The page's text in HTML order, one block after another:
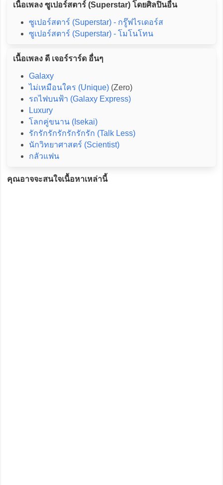
เนื้อเพลง ซูเปอร์สตาร์ (Superstar) โดยศิลปินอื่น
ซูเปอร์สตาร์ (Superstar) - กรู๊ฟไรเดอร์ส
ซูเปอร์สตาร์ (Superstar) - โมโนโทน
เนื้อเพลง ดี เจอร์ราร์ด อื่นๆ
Galaxy
ไม่เหมือนใคร (Unique)(Zero)
รถไฟบนฟ้า (Galaxy Express)
Luxury
โลกคู่ขนาน (Isekai)
รักรักรักรักรักรักรัก (Talk Less)
นักวิทยาศาสตร์ (Scientist)
กลัวแฟน
คุณอาจจะสนใจเนื้อหาเหล่านี้